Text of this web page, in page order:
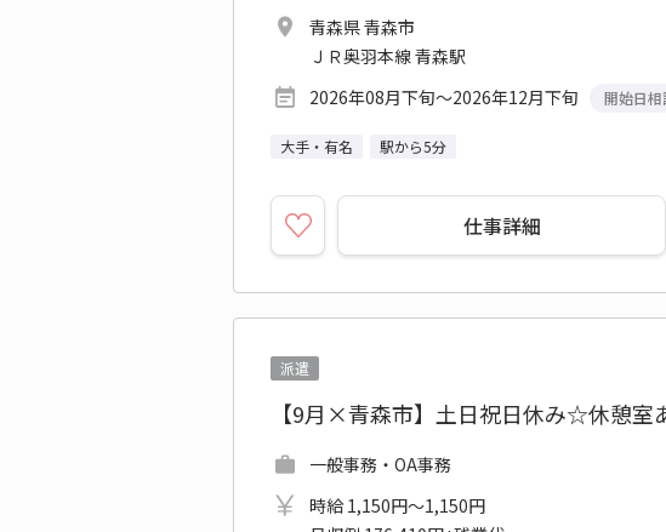
青森県 青森市
ＪＲ奥羽本線 青森駅
2026年08月下旬～2026年12月下旬
開始日相
大手・有名 駅から5分
仕事詳細
派遣
【9月×青森市】土日祝日休み☆休憩
一般事務・OA事務
時給 1,150円～1,150円